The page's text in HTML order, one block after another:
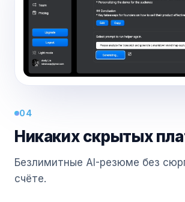
04
Никаких скрытых
Безлимитные AI-резюме без
счёте.